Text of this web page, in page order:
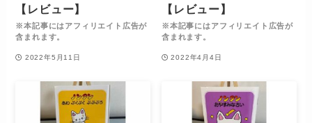
【レビュー】
※本記事にはアフィリエイト広告が
含まれます。
2022年5月11日
【レビュー】
※本記事にはアフィリエイト広告が
含まれます。
2022年4月4日